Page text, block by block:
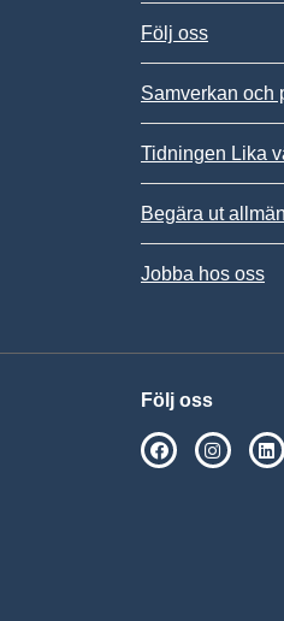
Följ oss
Samverkan och
Tidningen Lika
Begära ut
Jobba hos oss
Följ oss
SPSM på